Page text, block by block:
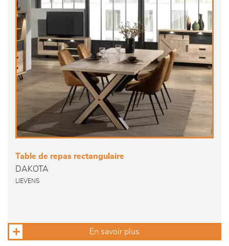
Table de repas rectangulaire
DAKOTA
LIEVENS
En savoir plus